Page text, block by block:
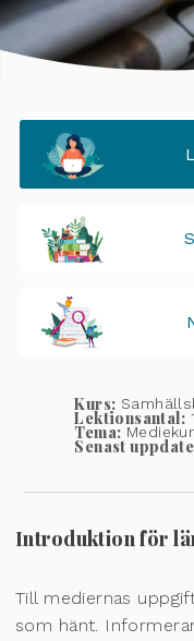
Kurs:
Lektionsantal:
Tema:
Senast
Introduktion för
Till mediernas
som hänt.